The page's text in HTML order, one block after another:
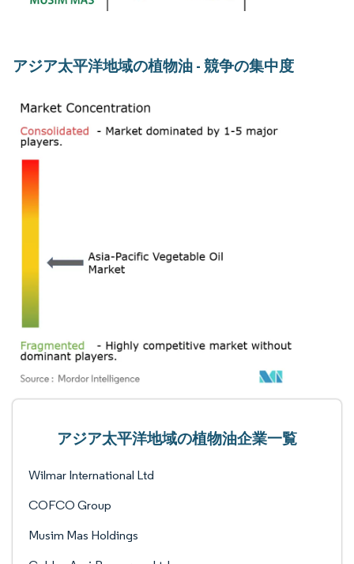
アジア太平洋地域の植物油 - 競争の集中度
アジア太平洋地域の植物油企業一覧
Wilmar International Ltd
COFCO Group
Musim Mas Holdings